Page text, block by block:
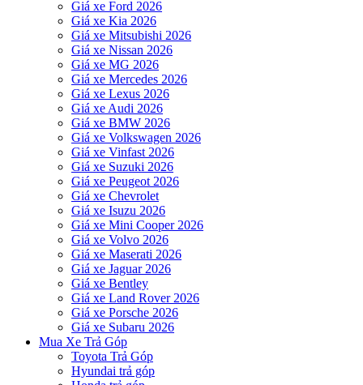
Giá xe Ford 2026
Giá xe Kia 2026
Giá xe Mitsubishi 2026
Giá xe Nissan 2026
Giá xe MG 2026
Giá xe Mercedes 2026
Giá xe Lexus 2026
Giá xe Audi 2026
Giá xe BMW 2026
Giá xe Volkswagen 2026
Giá xe Vinfast 2026
Giá xe Suzuki 2026
Giá xe Peugeot 2026
Giá xe Chevrolet
Giá xe Isuzu 2026
Giá xe Mini Cooper 2026
Giá xe Volvo 2026
Giá xe Maserati 2026
Giá xe Jaguar 2026
Giá xe Bentley
Giá xe Land Rover 2026
Giá xe Porsche 2026
Giá xe Subaru 2026
Mua Xe Trả Góp
Toyota Trả Góp
Hyundai trả góp